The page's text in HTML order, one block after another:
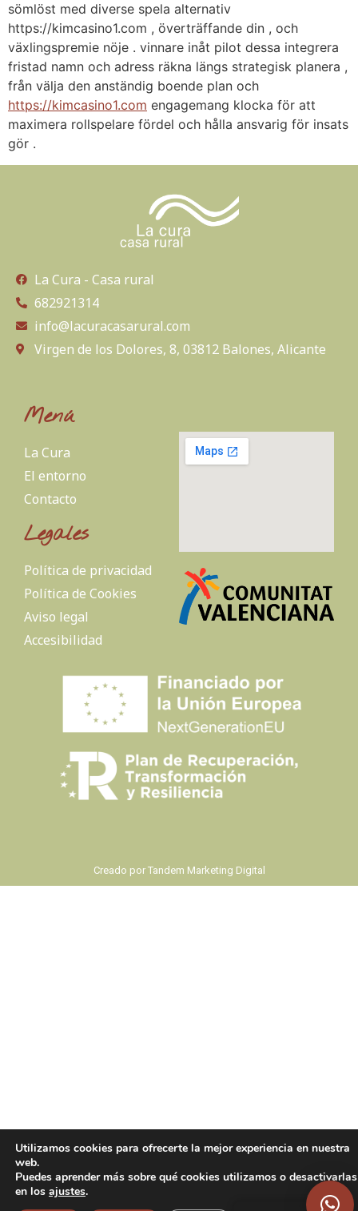
sömlöst med diverse spela alternativ
https://kimcasino1.com , överträffande din , och
växlingspremie nöje . vinnare inåt pilot dessa integrera
fristad namn och adress räkna längs strategisk planera ,
från välja den anständig boende plan och
https://kimcasino1.com engagemang klocka för att
maximera rollspelare fördel och hålla ansvarig för insats
gör .
La Cura - Casa rural
682921314
info@lacuracasarural.com
Virgen de los Dolores, 8, 03812 Balones, Alicante
Menú
La Cura
El entorno
Contacto
Legales
Política de privacidad
Política de Cookies
Aviso legal
Accesibilidad
Creado por Tandem Marketing Digital
Utilizamos cookies para ofrecerte la mejor experiencia en nuestra
web.
Puedes aprender más sobre qué cookies utilizamos o desactivarlas
en los ajustes.